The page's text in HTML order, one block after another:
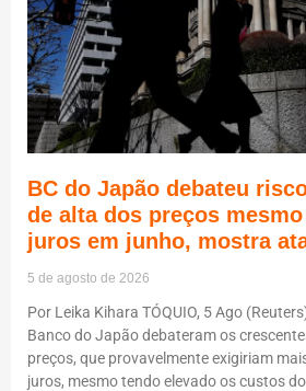
BC do Japão debateu
de alta dos preços
juros em junho, mostra
5 de agosto de 2026
Por Leika Kihara TÓQUIO, 5 Ago
Banco do Japão debateram os
preços, que provavelmente exigiriam
juros, mesmo tendo elevado os custos